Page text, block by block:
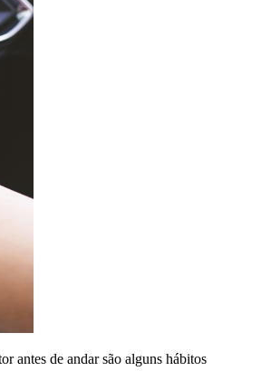
antes de andar são alguns hábitos